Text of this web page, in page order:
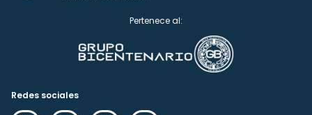
Pertenece al:
Redes sociales